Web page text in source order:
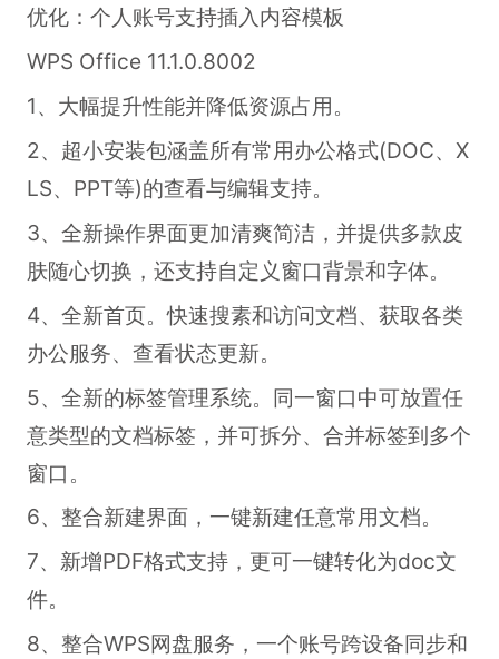
优化：个人账号支持插入内容模板
WPS Office 11.1.0.8002
1、大幅提升性能并降低资源占用。
2、超小安装包涵盖所有常用办公格式(DOC、X
LS、PPT等)的查看与编辑支持。
3、全新操作界面更加清爽简洁，并提供多款皮
肤随心切换，还支持自定义窗口背景和字体。
4、全新首页。快速搜素和访问文档、获取各类
办公服务、查看状态更新。
5、全新的标签管理系统。同一窗口中可放置任
意类型的文档标签，并可拆分、合并标签到多个
窗口。
6、整合新建界面，一键新建任意常用文档。
7、新增PDF格式支持，更可一键转化为doc文
件。
8、整合WPS网盘服务，一个账号跨设备同步和